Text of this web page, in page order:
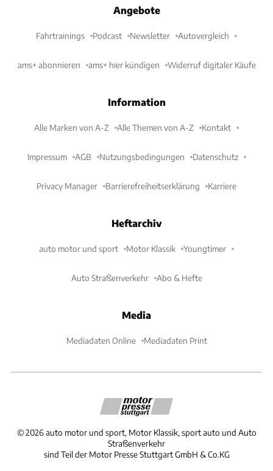
Angebote
Fahrtrainings Podcast Newsletter Autovergleich
ams+ abonnieren ams+ hier kündigen Widerruf digitaler Käufe
Information
Alle Marken von A-Z Alle Themen von A-Z Kontakt
Impressum AGB Nutzungsbedingungen Datenschutz
Privacy Manager Barrierefreiheitserklärung Karriere
Heftarchiv
auto motor und sport Motor Klassik Youngtimer
Auto Straßenverkehr Abo & Hefte
Media
Mediadaten Online Mediadaten Print
©2026 auto motor und sport, Motor Klassik, sport auto und Auto
Straßenverkehr
sind Teil der Motor Presse Stuttgart GmbH & Co.KG